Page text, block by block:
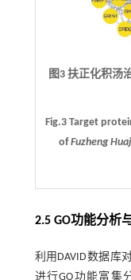
图3 扶正化积汤
Fig.3 Target
ofFuzheng
2.5 GO功能分析
利用DAVID数据库
进行GO功能富集